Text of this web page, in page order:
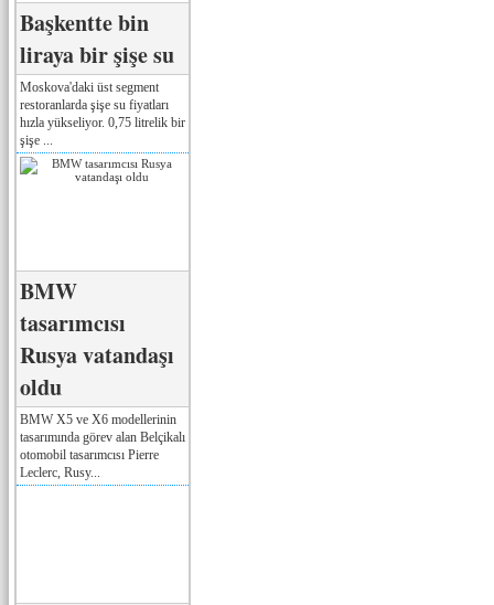
Başkentte bin
liraya bir şişe su
Moskova'daki üst segment
restoranlarda şişe su fiyatları
hızla yükseliyor. 0,75 litrelik bir
şişe ...
BMW
tasarımcısı
Rusya vatandaşı
oldu
BMW X5 ve X6 modellerinin
tasarımında görev alan Belçikalı
otomobil tasarımcısı Pierre
Leclerc, Rusy...